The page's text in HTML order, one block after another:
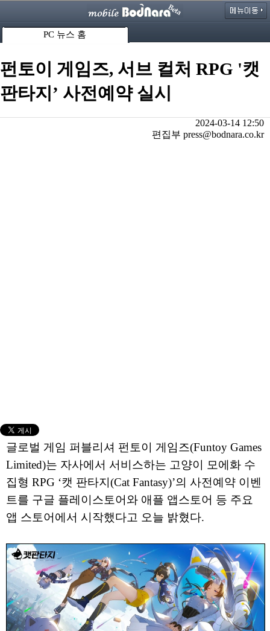
PC 뉴스 홈
펀토이 게임즈, 서브 컬처 RPG '캣
판타지’ 사전예약 실시
2024-03-14 12:50
편집부 press@bodnara.co.kr
글로벌 게임 퍼블리셔 펀토이 게임즈(Funtoy Games
Limited)는 자사에서 서비스하는 고양이 모에화 수
집형 RPG ‘캣 판타지(Cat Fantasy)’의 사전예약 이벤
트를 구글 플레이스토어와 애플 앱스토어 등 주요
앱 스토어에서 시작했다고 오늘 밝혔다.